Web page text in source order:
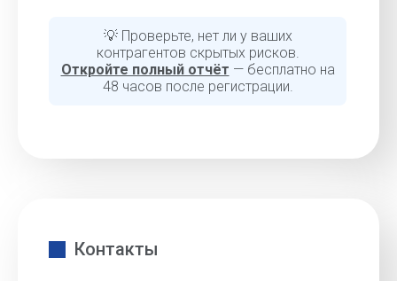
💡 Проверьте, нет ли у ваших
контрагентов скрытых рисков.
Откройте полный отчёт — бесплатно на
48 часов после регистрации.
Контакты